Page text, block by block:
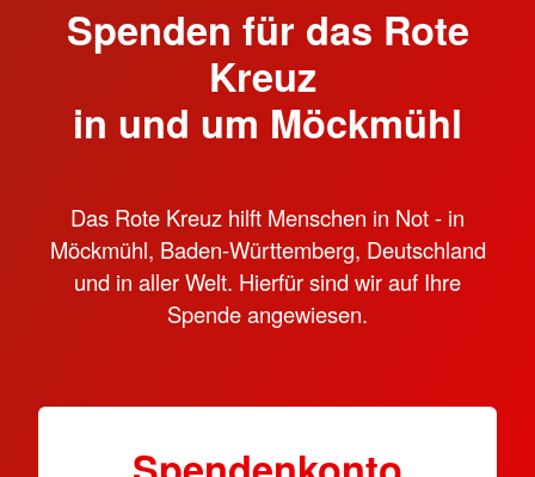
Spenden für das Rote
Kreuz
in und um Möckmühl
Das Rote Kreuz hilft Menschen in Not - in
Möckmühl, Baden-Württemberg, Deutschland
und in aller Welt. Hierfür sind wir auf Ihre
Spende angewiesen.